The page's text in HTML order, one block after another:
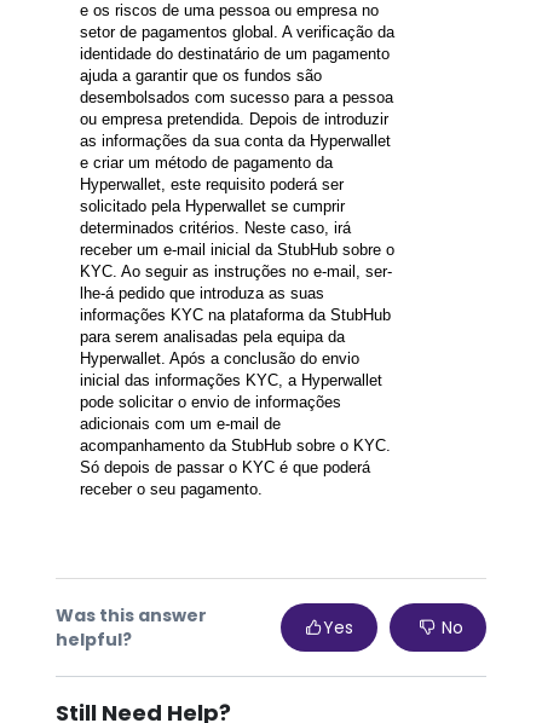
e os riscos de uma pessoa ou empresa no
setor de pagamentos global. A verificação da
identidade do destinatário de um pagamento
ajuda a garantir que os fundos são
desembolsados com sucesso para a pessoa
ou empresa pretendida. Depois de introduzir
as informações da sua conta da Hyperwallet
e criar um método de pagamento da
Hyperwallet, este requisito poderá ser
solicitado pela Hyperwallet se cumprir
determinados critérios. Neste caso, irá
receber um e-mail inicial da StubHub sobre o
KYC. Ao seguir as instruções no e-mail, ser-
lhe-á pedido que introduza as suas
informações KYC na plataforma da StubHub
para serem analisadas pela equipa da
Hyperwallet. Após a conclusão do envio
inicial das informações KYC, a Hyperwallet
pode solicitar o envio de informações
adicionais com um e-mail de
acompanhamento da StubHub sobre o KYC.
Só depois de passar o KYC é que poderá
receber o seu pagamento.
Was this answer
helpful?
Yes No
Still Need Help?